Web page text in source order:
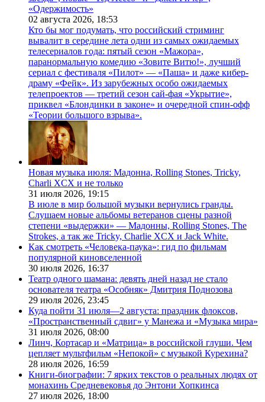
«Одержимость»
02 августа 2026, 18:53
Кто бы мог подумать, что российский стриминг
вывалит в середине лета одни из самых ожидаемых
телесериалов года: пятый сезон «Мажора»,
паранормальную комедию «Зовите Витю!», лучший
сериал с фестиваля «Пилот» — «Паша» и даже кибер-
драму «Фейк». Из зарубежных особо ожидаемых
телепроектов — третий сезон сай-фая «Укрытие»,
приквел «Блондинки в законе» и очередной спин-офф
«Теории большого взрыва».
Новая музыка июля: Мадонна, Rolling Stones, Tricky,
Charli XCX и не только
31 июля 2026, 19:15
В июле в мир большой музыки вернулись гранды.
Слушаем новые альбомы ветеранов сцены разной
степени «выдержки» — Мадонны, Rolling Stones, The
Strokes, а так же Tricky, Charlie XCX и Jack White.
Как смотреть «Человека-паука»: гид по фильмам
популярной киновселенной
30 июля 2026, 16:37
Театр одного шамана: девять дней назад не стало
основателя театра «Особняк» Дмитрия Поднозова
29 июля 2026, 23:45
Куда пойти 31 июля—2 августа: праздник флоксов,
«Пространственный сдвиг» у Манежа и «Музыка мира»
31 июля 2026, 08:00
Линч, Кортасар и «Матрица» в российской глуши. Чем
цепляет мультфильм «Непокой» с музыкой Курехина?
28 июля 2026, 16:59
Книги-биографии: 7 ярких текстов о реальных людях от
монахинь Средневековья до Энтони Хопкинса
27 июля 2026, 18:00